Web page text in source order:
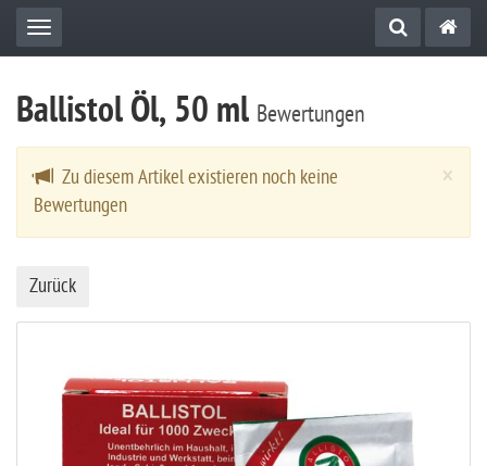
Toggle navigation
Ballistol Öl, 50 ml Bewertungen
×
Zu diesem Artikel existieren noch keine
Bewertungen
Zurück